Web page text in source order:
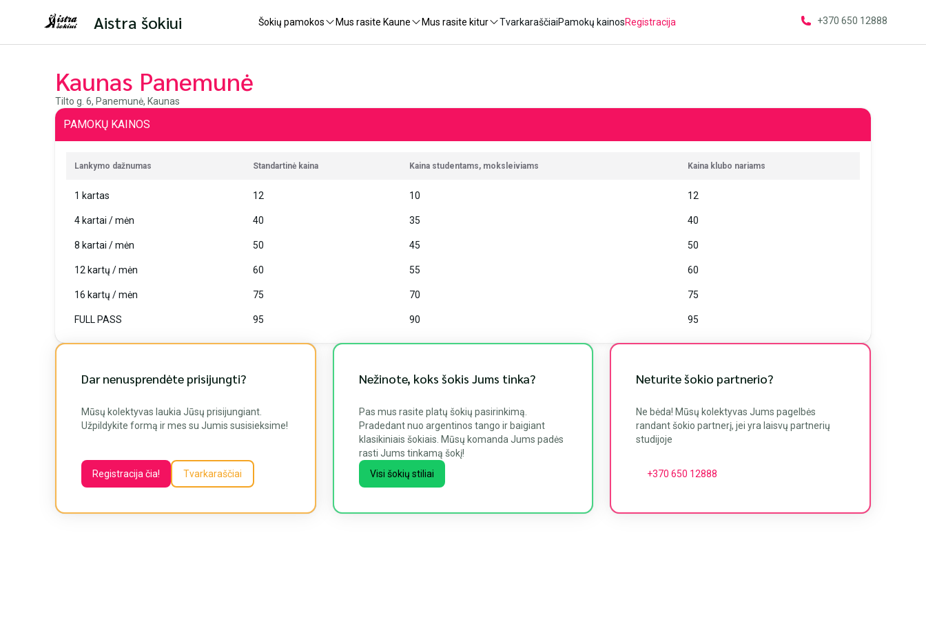
Aistra šokiui Šokių pamokos Mus rasite Kaune Mus rasite kitur TvarkaraščiaiPamokų kainosRegistracija +370 650 12888
Kaunas Panemunė
Tilto g. 6, Panemunė, Kaunas
PAMOKŲ KAINOS
Lankymo dažnumas Standartinė kaina Kaina studentams, moksleiviams Kaina klubo nariams
1 kartas 12 10 12
4 kartai / mėn 40 35 40
8 kartai / mėn 50 45 50
12 kartų / mėn 60 55 60
16 kartų / mėn 75 70 75
FULL PASS 95 90 95
Dar nenusprendėte prisijungti?
Mūsų kolektyvas laukia Jūsų prisijungiant.
Užpildykite formą ir mes su Jumis susisieksime!
Registracija čia! Tvarkaraščiai
Nežinote, koks šokis Jums tinka?
Pas mus rasite platų šokių pasirinkimą.
Pradedant nuo argentinos tango ir baigiant
klasikiniais šokiais. Mūsų komanda Jums padės
rasti Jums tinkamą šokį!
Visi šokių stiliai
Neturite šokio partnerio?
Ne bėda! Mūsų kolektyvas Jums pagelbės
randant šokio partnerį, jei yra laisvų partnerių
studijoje
+370 650 12888